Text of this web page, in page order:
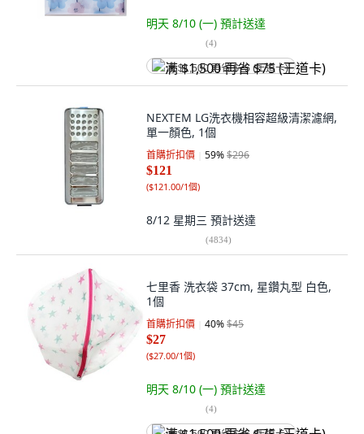
明天 8/10 (一) 預計送達
(4)
满 $1,500 再省 $75 (王道卡)
NEXTEM LG洗衣機相容超級清潔濾網,
單一顏色, 1個
首購折扣價 59%$296
$121
($121.00/1個)
8/12 星期三 預計送達
(4834)
七里香 洗衣袋 37cm, 星鑽丸型 白色,
1個
首購折扣價 40%$45
$27
($27.00/1個)
明天 8/10 (一) 預計送達
(4)